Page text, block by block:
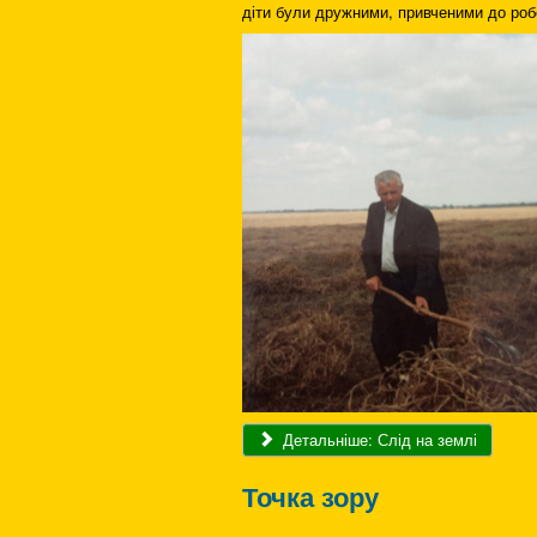
діти були дружними, привченими до
Детальніше: Слід на землі
Точка зору